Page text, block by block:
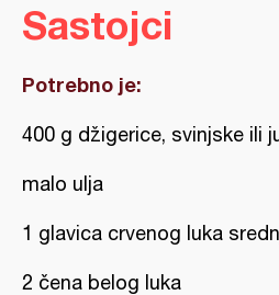
Sastojci
Potrebno je:
400 g džigerice, svinjske ili
malo ulja
1 glavica crvenog luka
2 čena belog luka